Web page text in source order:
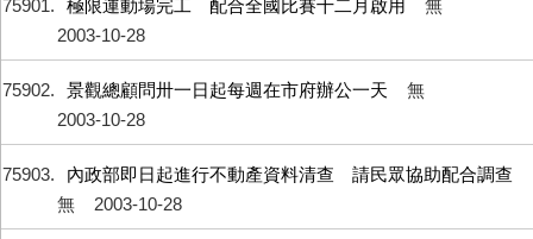
75901 極限運動場完工 配合全國比賽十二月啟用
無
2003-10-28
75902 景觀總顧問卅一日起每週在市府辦公一天
無
2003-10-28
75903
內政部即日起進行不動產資料清查 請民眾協助配合調查
無
2003-10-28